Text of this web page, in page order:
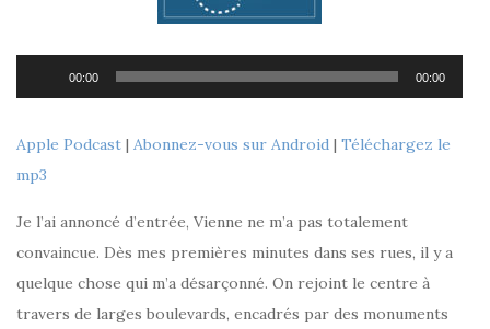
Lecteur
audio
00:00 00:00
Apple Podcast | Abonnez-vous sur Android | Téléchargez le
mp3
Je l’ai annoncé d’entrée, Vienne ne m’a pas totalement
convaincue. Dès mes premières minutes dans ses rues, il y a
quelque chose qui m’a désarçonné. On rejoint le centre à
travers de larges boulevards, encadrés par des monuments